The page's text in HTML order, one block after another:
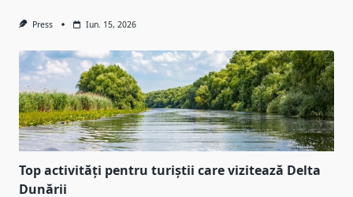
Press Iun. 15, 2026
Top activități pentru turiștii care vizitează Delta
Dunării